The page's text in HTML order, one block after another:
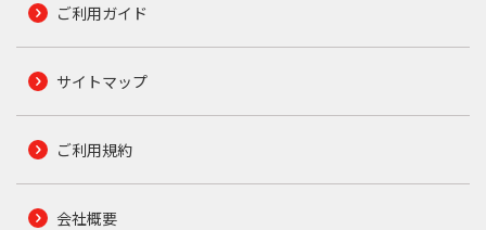
ご利用ガイド
サイトマップ
ご利用規約
会社概要